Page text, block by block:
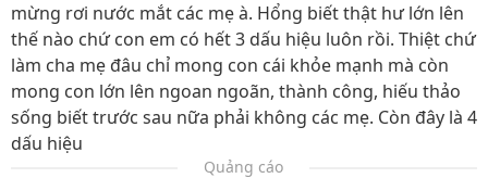
mừng rơi nước mắt các mẹ à. Hổng biết thật hư lớn lên
thế nào chứ con em có hết 3 dấu hiệu luôn rồi. Thiệt chứ
làm cha mẹ đâu chỉ mong con cái khỏe mạnh mà còn
mong con lớn lên ngoan ngoãn, thành công, hiếu thảo
sống biết trước sau nữa phải không các mẹ. Còn đây là 4
dấu hiệu
Quảng cáo